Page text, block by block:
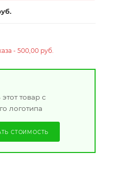
- 500,00 руб.
товар с
логотипа
СТОИМОСТЬ